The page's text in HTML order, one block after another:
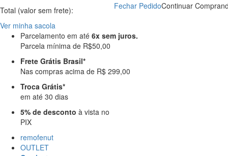
Total (valor sem frete):
Ver minha sacola
Fechar PedidoContinuar
Parcelamento em até 6x sem juros.
Parcela mínima de R$50,00
Frete Grátis Brasil*
Nas compras acima de R$ 299,00
Troca Grátis*
em até 30 dias
5% de desconto à vista no
PIX
remofenut
OUTLET